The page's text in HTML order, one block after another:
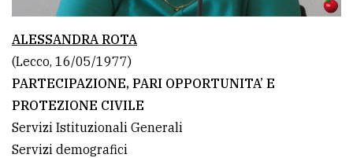
ALESSANDRA ROTA
(Lecco, 16/05/1977)
PARTECIPAZIONE, PARI OPPORTUNITA’ E
PROTEZIONE CIVILE
Servizi Istituzionali Generali
Servizi demografici